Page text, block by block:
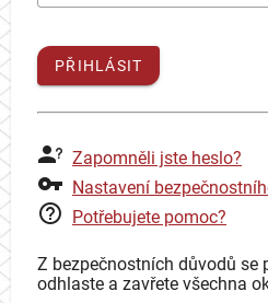
PŘIHLÁSIT
Zapomněli jste heslo?
Nastavení
Potřebujete pomoc?
Z bezpečnostních důvodů se
odhlaste a zavřete všechna